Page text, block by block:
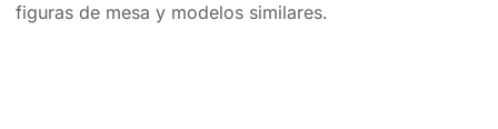
figuras de mesa y modelos similares.